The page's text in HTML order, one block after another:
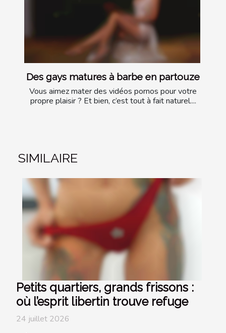
Des gays matures à barbe en partouze
Vous aimez mater des vidéos pornos pour votre
propre plaisir ? Et bien, c’est tout à fait naturel....
SIMILAIRE
Petits quartiers, grands frissons :
où l’esprit libertin trouve refuge
24 juillet 2026